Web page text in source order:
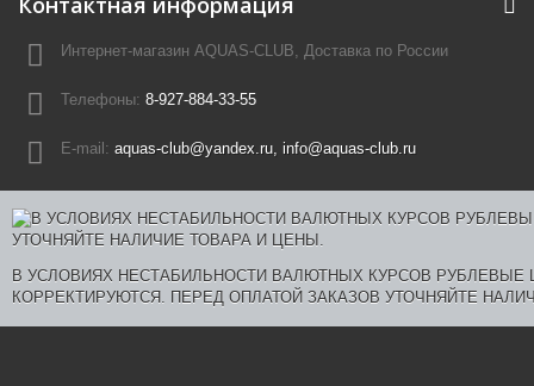
Интернет-магазин AQUAS-CLUB, Доставка по России
Телефоны: 8-927-884-33-55
E-mail: aquas-club@yandex.ru, info@aquas-club.ru
В УСЛОВИЯХ НЕСТАБИЛЬНОСТИ ВАЛЮТНЫХ КУРСОВ
КОРРЕКТИРУЮТСЯ. ПЕРЕД ОПЛАТОЙ ЗАКАЗОВ УТОЧНЯЙТЕ